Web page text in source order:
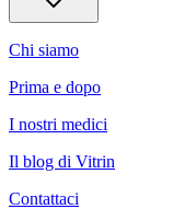
Chi siamo
Prima e dopo
I nostri medici
Il blog di Vitrin
Contattaci